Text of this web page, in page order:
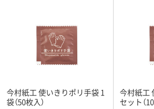
今村紙工 使いきりポリ手袋 1
袋（50枚入）
今村紙工
セット（